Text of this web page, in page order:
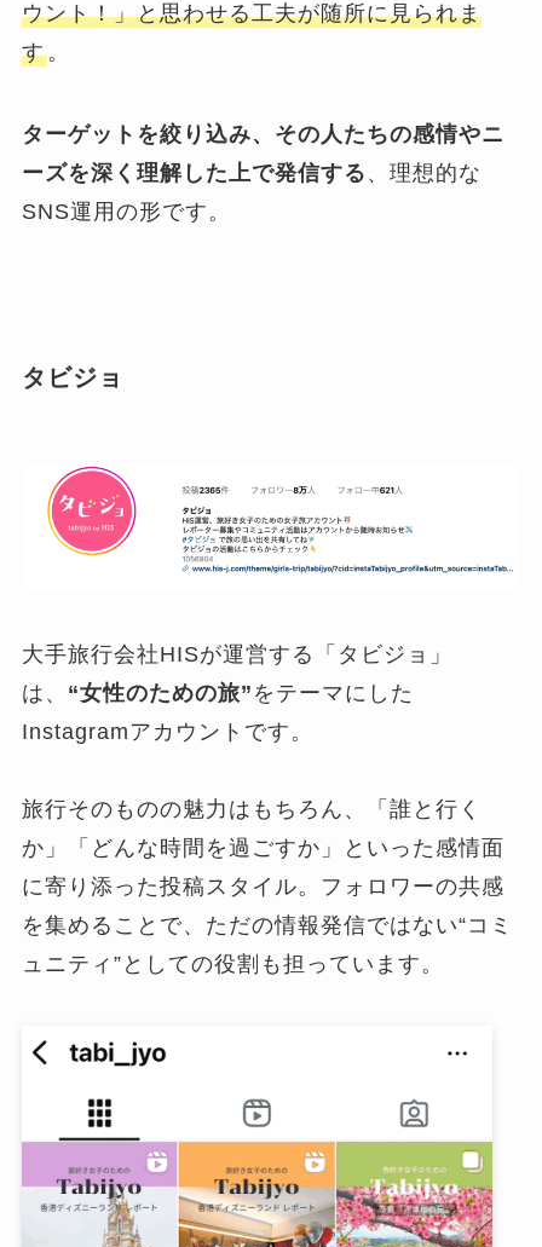
ウント！」と思わせる工夫が随所に見られま
す。
ターゲットを絞り込み、その人たちの感情やニ
ーズを深く理解した上で発信する 、理想的な
SNS運用の形です。
タビジョ
大手旅行会社HISが運営する「タビジョ」
は、 “女性のための旅” をテーマにした
Instagramアカウントです。
旅行そのものの魅力はもちろん、「誰と行く
か」「どんな時間を過ごすか」といった感情面
に寄り添った投稿スタイル。フォロワーの共感
を集めることで、ただの情報発信ではない“コミ
ュニティ”としての役割も担っています。